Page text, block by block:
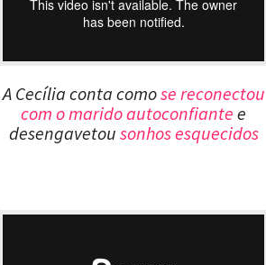
A Cecília conta comose reconectou
com o marido autoconfiante e
desengavetou sonhos esquecidos